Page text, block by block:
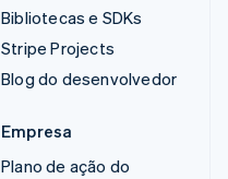
Bibliotecas e SDKs
Stripe Projects
Blog do desenvolvedor
Empresa
Plano de ação do